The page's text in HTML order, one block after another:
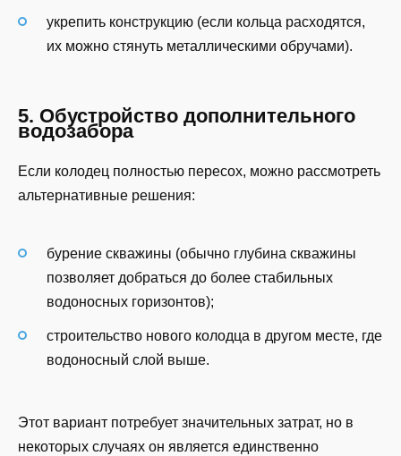
укрепить конструкцию (если кольца расходятся,
их можно стянуть металлическими обручами).
5. Обустройство дополнительного
водозабора
Если колодец полностью пересох, можно рассмотреть
альтернативные решения:
бурение скважины (обычно глубина скважины
позволяет добраться до более стабильных
водоносных горизонтов);
строительство нового колодца в другом месте, где
водоносный слой выше.
Этот вариант потребует значительных затрат, но в
некоторых случаях он является единственно